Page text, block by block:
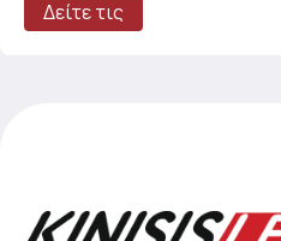
Δείτε τις